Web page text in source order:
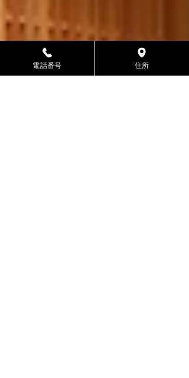
電話番号 住所